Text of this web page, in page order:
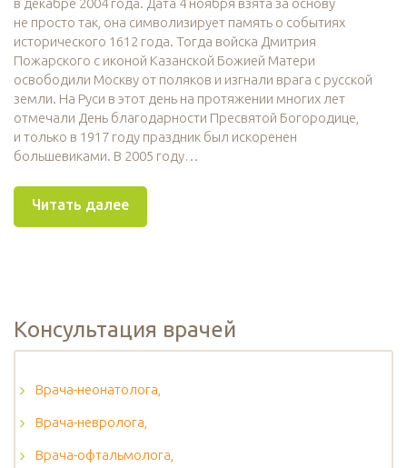
в декабре 2004 года. Дата 4 ноября взята за основу
не просто так, она символизирует память о событиях
исторического 1612 года. Тогда войска Дмитрия
Пожарского с иконой Казанской Божией Матери
освободили Москву от поляков и изгнали врага с русской
земли. На Руси в этот день на протяжении многих лет
отмечали День благодарности Пресвятой Богородице,
и только в 1917 году праздник был искоренен
большевиками. В 2005 году…
Читать далее
Консультация врачей
Врача-неонатолога,
Врача-невролога,
Врача-офтальмолога,